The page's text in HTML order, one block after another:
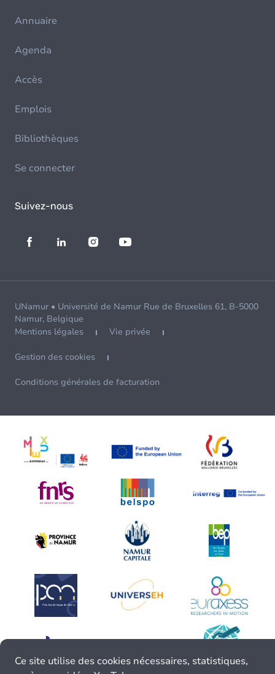
Annuaire
Agenda
Accès
Emplois
Bibliothèques
Se connecter
Suivez-nous
UNamur • Université de Namur Rue de Bruxelles 61, B-5000
Namur, Belgique
Mentions légales
Vie privée
Gestion des cookies
Conditions générales de facturation
Ce site utilise des cookies nécessaires, statistiques,